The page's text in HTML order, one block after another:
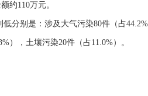
约110万元。
别是：涉及大气污染80件（占44.2%
），土壤污染20件（占11.0%）。